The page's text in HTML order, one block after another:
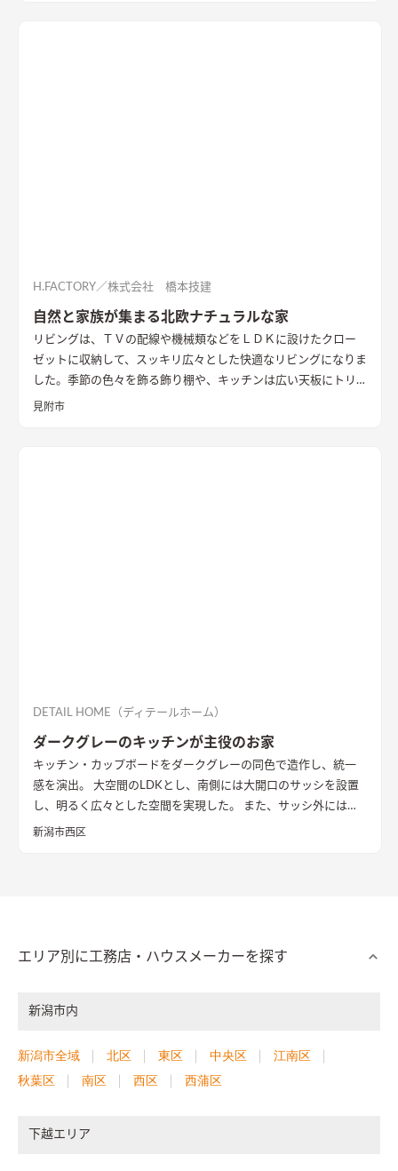
H.FACTORY／株式会社 橋本技建
自然と家族が集まる北欧ナチュラルな家
リビングは、ＴＶの配線や機械類などをＬＤＫに設けたクロー
ゼットに収納して、スッキリ広々とした快適なリビングになりま
した。季節の色々を飾る飾り棚や、キッチンは広い天板にトリ
プルＩＨでお料理も楽々。自然と家族が集まるこだわりのお家
見附市
DETAIL HOME（ディテールホーム）
ダークグレーのキッチンが主役のお家
キッチン・カップボードをダークグレーの同色で造作し、統一
感を演出。 大空間のLDKとし、南側には大開口のサッシを設置
し、明るく広々とした空間を実現した。 また、サッシ外にはテ
ラスタイルがあり、休日には開口しながらアウトドアリビングと
新潟市西区
エリア別に工務店・ハウスメーカーを探す
新潟市内
新潟市全域 北区 東区 中央区
江南区
秋葉区
南区 西区 西蒲区
下越エリア